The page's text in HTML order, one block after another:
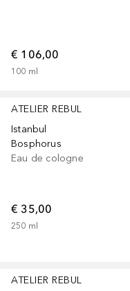
€ 106,00
100 ml
ATELIER REBUL
Istanbul
Bosphorus
Eau de cologne
€ 35,00
250 ml
ATELIER REBUL